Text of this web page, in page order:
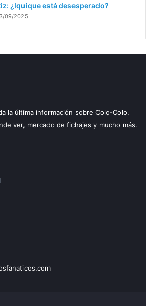
¿Iquique está desesperado?
09/2025
la última información sobre Colo-Colo.
ver, mercado de fichajes y mucho más.